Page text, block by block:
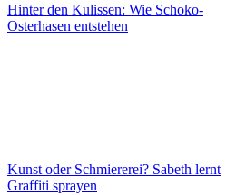
Hinter den Kulissen: Wie Schoko-
Osterhasen entstehen
Kunst oder Schmiererei? Sabeth lernt
Graffiti sprayen